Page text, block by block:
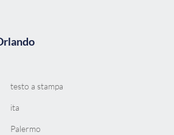
testo a stampa
ita
Palermo